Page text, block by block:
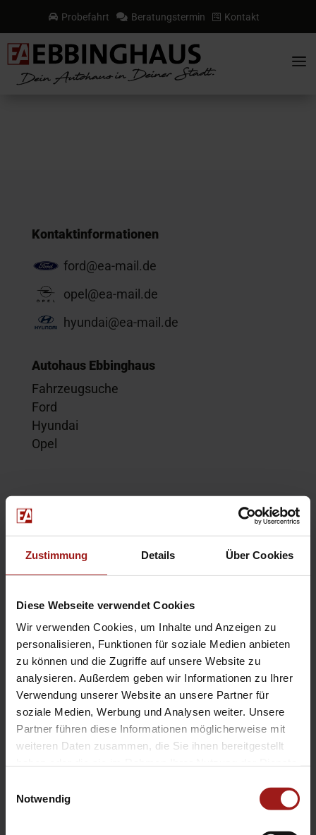
Zustimmung Details Über Cookies
Diese Webseite verwendet Cookies
Wir verwenden Cookies, um Inhalte und Anzeigen zu
personalisieren, Funktionen für soziale Medien anbieten
zu können und die Zugriffe auf unsere Website zu
analysieren. Außerdem geben wir Informationen zu Ihrer
Verwendung unserer Website an unsere Partner für
soziale Medien, Werbung und Analysen weiter. Unsere
Partner führen diese Informationen möglicherweise mit
weiteren Daten zusammen, die Sie ihnen bereitgestellt
Notwendig
 Probefahrt  Beratungstermin  Kontakt
a
Kontaktinformationen
ford@ea-mail.de
opel@ea-mail.de
hyundai@ea-mail.de
Autohaus Ebbinghaus
Fahrzeugsuche
Ford
Hyundai
Opel
Kontakt
Probefahrt
Service-Termin
EA Standorte
Ebbinghaus am Flughafen – Dortmund Sölde
Ebbinghaus am Tierpark – Dortmund Kirchhörde
Ebbinghaus Autozentrum – Dortmund Dorstfeld
Ebbinghaus Ford Store – Bochum
Ebbinghaus in Hamm
Ebbinghaus in Kamen
Ebbinghaus in Unna